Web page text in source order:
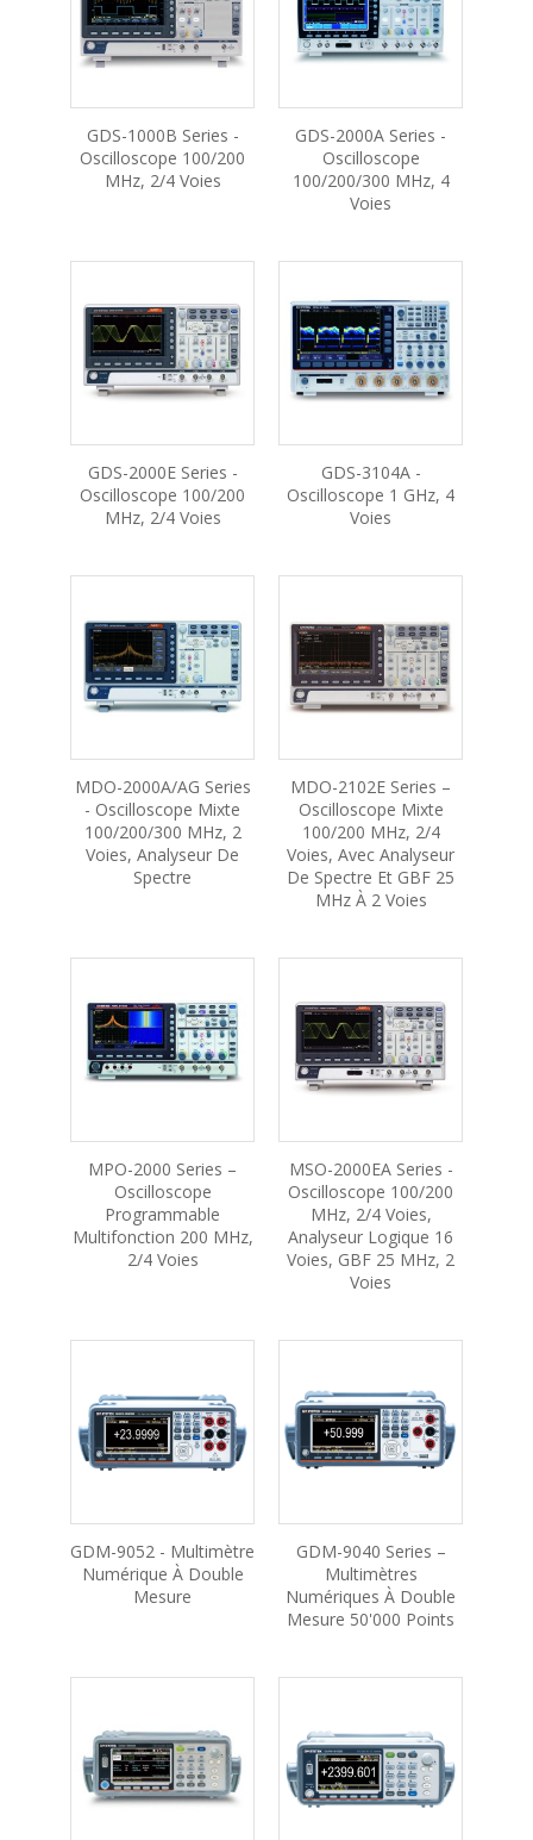
GDS-1000B Series -
Oscilloscope 100/200
MHz, 2/4 Voies
GDS-2000A Series -
Oscilloscope
100/200/300 MHz, 4
Voies
GDS-2000E Series -
Oscilloscope 100/200
MHz, 2/4 Voies
GDS-3104A -
Oscilloscope 1 GHz, 4
Voies
MDO-2000A/AG Series
- Oscilloscope Mixte
100/200/300 MHz, 2
Voies, Analyseur De
Spectre
MDO-2102E Series –
Oscilloscope Mixte
100/200 MHz, 2/4
Voies, Avec Analyseur
De Spectre Et GBF 25
MHz À 2 Voies
MPO-2000 Series –
Oscilloscope
Programmable
Multifonction 200 MHz,
2/4 Voies
MSO-2000EA Series -
Oscilloscope 100/200
MHz, 2/4 Voies,
Analyseur Logique 16
Voies, GBF 25 MHz, 2
Voies
GDM-9052 - Multimètre
Numérique À Double
Mesure
GDM-9040 Series –
Multimètres
Numériques À Double
Mesure 50'000 Points